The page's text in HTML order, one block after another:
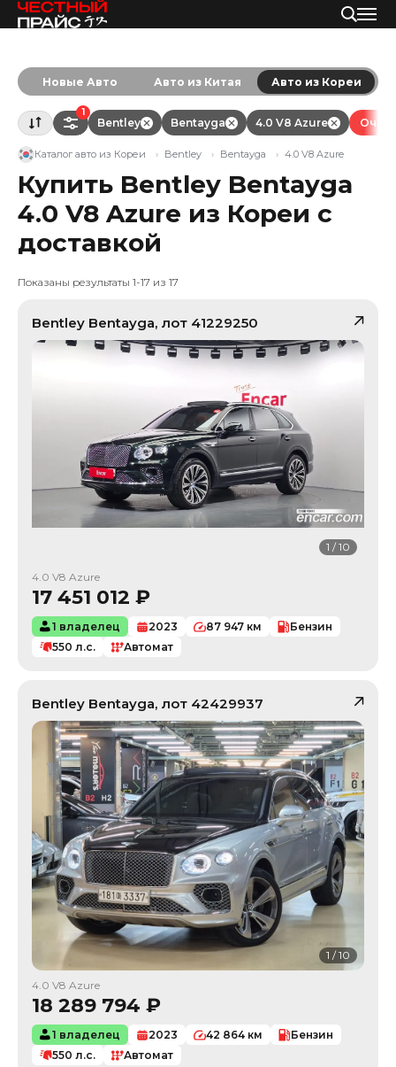
Новые Авто Авто из Китая Авто из Кореи
1
Bentley Bentayga 4.0 V8 Azure
Каталог авто из Кореи Bentley Bentayga 4.0 V8 Azure
Купить Bentley Bentayga
4.0 V8 Azure из Кореи с
доставкой
Показаны результаты 1-17 из 17
Bentley Bentayga, лот 41229250
1 /10
4.0 V8 Azure
17 451 012 ₽
1 владелец 2023 87 947 км
Бензин
550 л.с. Автомат
Bentley Bentayga, лот 42429937
1 /10
4.0 V8 Azure
18 289 794 ₽
1 владелец 2023 42 864 км
Бензин
550 л.с. Автомат